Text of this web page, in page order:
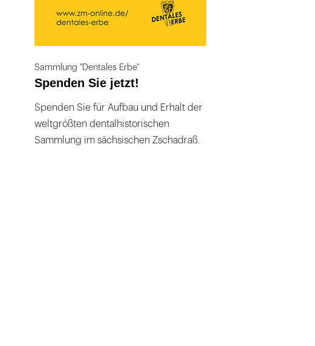
Sammlung "Dentales Erbe"
Spenden Sie jetzt!
Spenden Sie für Aufbau und Erhalt der
weltgrößten dentalhistorischen
Sammlung im sächsischen Zschadraß.